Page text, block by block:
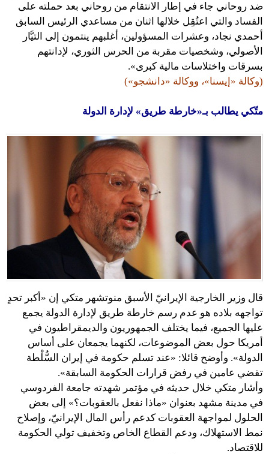
ضد روحاني جاء في إطار الانتقام من روحاني بعد حملته على
الفساد والتي اعتُقِل خلالها اثنان من مساعدي الرئيس السابق
أحمدي نجاد، وعشرات المسؤولين، أغلبهم ينتمون إلى التيَّار
الأصولي، وشخصيات مقربة من الحرس الثوري، لإدانتهم
بسرقات واختلاسات مالية كبرى».
(وكالة «إيسنا»، ووكالة «دانشجو»)
متّكي يطالب بـ«خارطة طريق» لإدارة الدولة
قال وزير الخارجية الإيرانيّ الأسبق منوتشهر متكي إن «أكبر تحدٍ
تواجهه بلاده هو عدم رسم خارطة طريق لإدارة الدولة يجمع
عليها الجميع، فيما يختلف الجمهوريون والديمقراطيون في
أمريكا حول بعض الموضوعات، لكنهما يجمعان على أساس
الدولة». وأوضح قائلا: «عند تسلم حكومة في إيران السُّلْطة
تقضي عامين في رفض قرارات الحكومة السابقة».
وأشار متكي خلال حديثه في مؤتمر شهدته جامعة الفردوسي
في مدينة مشهد بعنوان «ماذا نفعل بالعقوبات؟» إلى بعض
الحلول لمواجهة العقوبات كدعم رأس المال الإيرانيّ، وإصلاح
نمط الاستهلاك، ودعم القطاع الخاص وتخفيف تولي الحكومة
للاقتصاد.